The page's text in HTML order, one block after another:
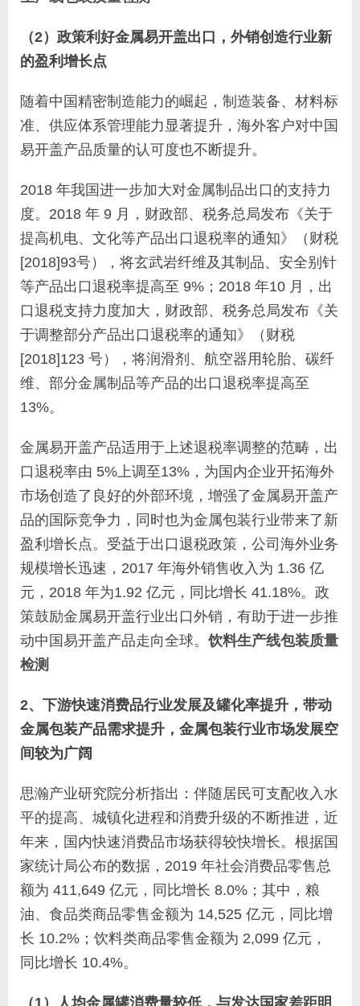
（2）政策利好金属易开盖出口，外销创造行业新
的盈利增长点
随着中国精密制造能力的崛起，制造装备、材料标
准、供应体系管理能力显著提升，海外客户对中国
易开盖产品质量的认可度也不断提升。
2018 年我国进一步加大对金属制品出口的支持力
度。2018 年 9 月，财政部、税务总局发布《关于
提高机电、文化等产品出口退税率的通知》（财税
[2018]93号），将玄武岩纤维及其制品、安全别针
等产品出口退税率提高至 9%；2018 年10 月，出
口退税支持力度加大，财政部、税务总局发布《关
于调整部分产品出口退税率的通知》（财税
[2018]123 号），将润滑剂、航空器用轮胎、碳纤
维、部分金属制品等产品的出口退税率提高至
13%。
金属易开盖产品适用于上述退税率调整的范畴，出
口退税率由 5%上调至13%，为国内企业开拓海外
市场创造了良好的外部环境，增强了金属易开盖产
品的国际竞争力，同时也为金属包装行业带来了新
盈利增长点。受益于出口退税政策，公司海外业务
规模增长迅速，2017 年海外销售收入为 1.36 亿
元，2018 年为1.92 亿元，同比增长 41.18%。政
策鼓励金属易开盖行业出口外销，有助于进一步推
动中国易开盖产品走向全球。饮料生产线包装质量
检测
2、下游快速消费品行业发展及罐化率提升，带动
金属包装产品需求提升，金属包装行业市场发展空
间较为广阔
思瀚产业研究院分析指出：伴随居民可支配收入水
平的提高、城镇化进程和消费升级的不断推进，近
年来，国内快速消费品市场获得较快增长。根据国
家统计局公布的数据，2019 年社会消费品零售总
额为 411,649 亿元，同比增长 8.0%；其中，粮
油、食品类商品零售金额为 14,525 亿元，同比增
长 10.2%；饮料类商品零售金额为 2,099 亿元，
同比增长 10.4%。
（1）人均金属罐消费量较低，与发达国家差距明